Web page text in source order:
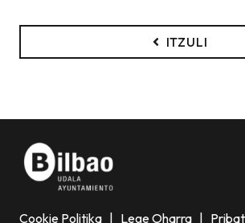
ITZULI
Cookie Politika Lege Oharra